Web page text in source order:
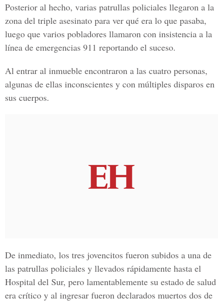
Posterior al hecho, varias patrullas policiales llegaron a la
zona del triple asesinato para ver qué era lo que pasaba,
luego que varios pobladores llamaron con insistencia a la
línea de emergencias 911 reportando el suceso.
Al entrar al inmueble encontraron a las cuatro personas,
algunas de ellas inconscientes y con múltiples disparos en
sus cuerpos.
De inmediato, los tres jovencitos fueron subidos a una de
las patrullas policiales y llevados rápidamente hasta el
Hospital del Sur, pero lamentablemente su estado de salud
era crítico y al ingresar fueron declarados muertos dos de